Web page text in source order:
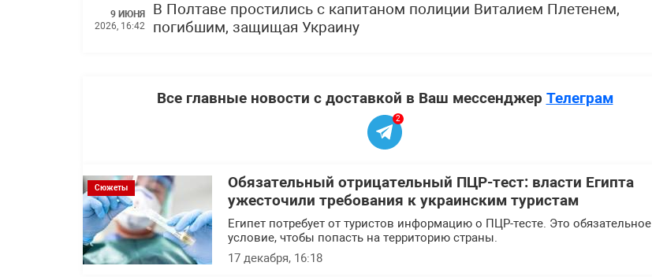
9 ИЮНЯ
2026, 16:42
В Полтаве простились с капитаном полиции Виталием Плетенем,
погибшим, защищая Украину
Все главные новости с доставкой в Ваш мессенджер Телеграм
2
Сюжеты
Обязательный отрицательный ПЦР-тест: власти Египта
ужесточили требования к украинским туристам
Египет потребует от туристов информацию о ПЦР-тесте. Это обязательное
условие, чтобы попасть на территорию страны.
17 декабря, 16:18